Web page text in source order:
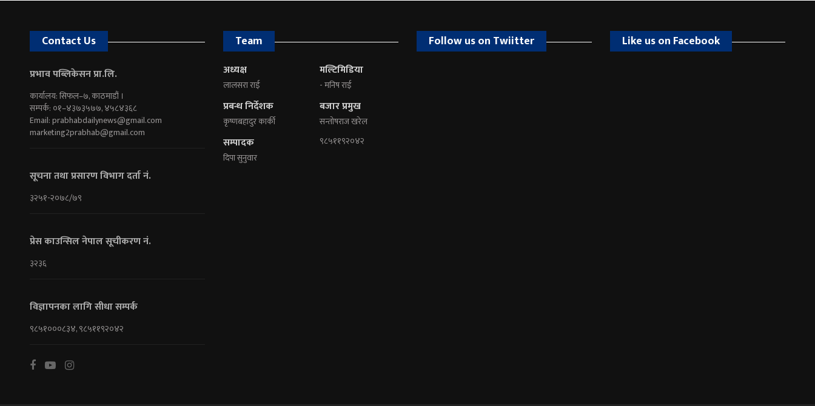
Contact Us
प्रभाव पब्लिकेसन प्रा.लि.
कार्यालय: सिफल–७, काठमाडौं ।
सम्पर्क: ०१–४३७३५७७, ४५८४३६८
Email:prabhabdailynews@gmail.com
marketing2prabhab@gmail.com
सूचना तथा प्रसारण विभाग दर्ता नं.
३२५१-२०७८/७९
प्रेस काउन्सिल नेपाल सूचीकरण नं.
३२३६
विज्ञापनका लागि सीधा सम्पर्क
९८५१०००८३४, ९८५११९२०४२
Team
अध्यक्ष
लालसरा राई
प्रबन्ध निर्देशक
कृष्णबहादुर कार्की
सम्पादक
दिपा सुनुवार
मल्टिमिडिया
- मनिष राई
बजार प्रमुख
सन्तोषराज खरेल
९८५११९२०४२
Follow us on Twiitter Like us on Facebook